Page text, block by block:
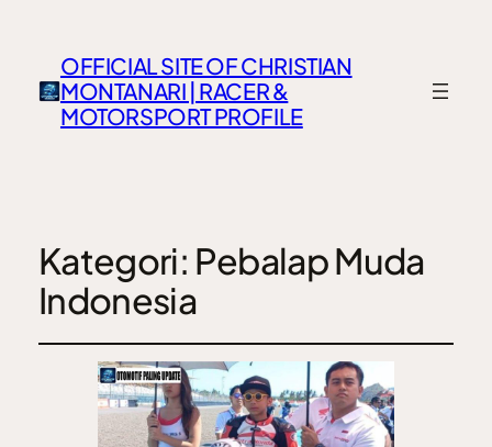
OFFICIAL SITE OF CHRISTIAN
MONTANARI | RACER &
MOTORSPORT PROFILE
Kategori: Pebalap Muda
Indonesia